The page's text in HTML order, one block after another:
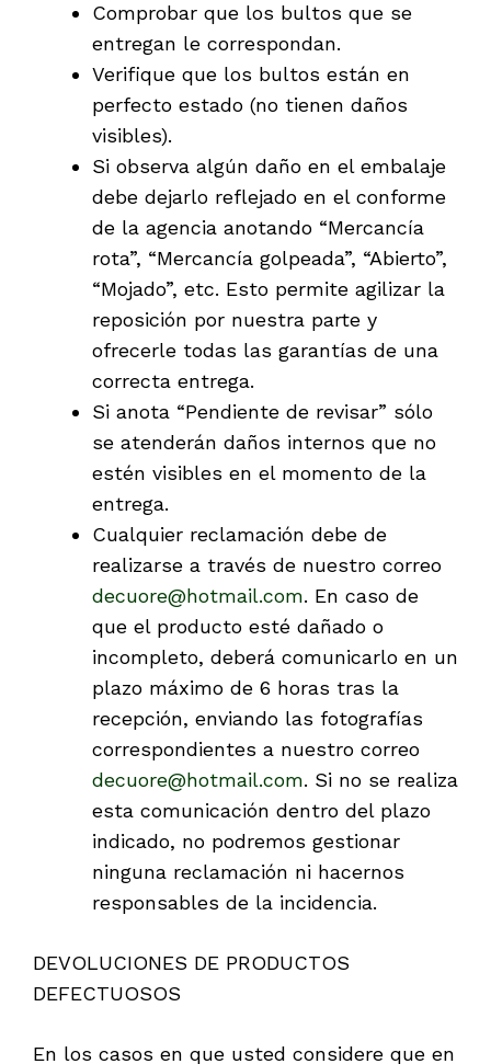
Comprobar que los bultos que se
entregan le correspondan.
Verifique que los bultos están en
perfecto estado (no tienen daños
visibles).
Si observa algún daño en el embalaje
debe dejarlo reflejado en el conforme
de la agencia anotando “Mercancía
rota”, “Mercancía golpeada”, “Abierto”,
“Mojado”, etc. Esto permite agilizar la
reposición por nuestra parte y
ofrecerle todas las garantías de una
correcta entrega.
Si anota “Pendiente de revisar” sólo
se atenderán daños internos que no
estén visibles en el momento de la
entrega.
Cualquier reclamación debe de
realizarse a través de nuestro correo
decuore@hotmail.com. En caso de
que el producto esté dañado o
incompleto, deberá comunicarlo en un
plazo máximo de 6 horas tras la
recepción, enviando las fotografías
correspondientes a nuestro correo
decuore@hotmail.com. Si no se realiza
esta comunicación dentro del plazo
indicado, no podremos gestionar
ninguna reclamación ni hacernos
responsables de la incidencia.
DEVOLUCIONES DE PRODUCTOS
DEFECTUOSOS
En los casos en que usted considere que en